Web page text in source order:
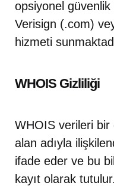
opsiyonel
Verisign (.com)
hizmeti
WHOIS Gizliliği
WHOIS verileri bir
alan adıyla
ifade eder ve bu
kayıt olarak